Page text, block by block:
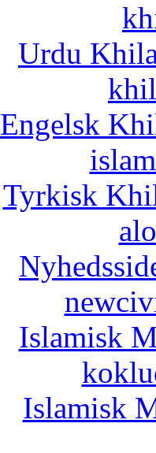
Urdu
Engelsk
Tyrkisk
Islamisk
Islamisk